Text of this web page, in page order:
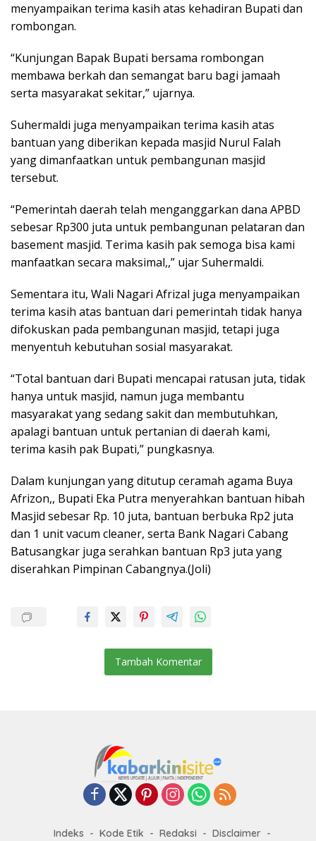
menyampaikan terima kasih atas kehadiran Bupati dan
rombongan.
“Kunjungan Bapak Bupati bersama rombongan
membawa berkah dan semangat baru bagi jamaah
serta masyarakat sekitar,” ujarnya.
Suhermaldi juga menyampaikan terima kasih atas
bantuan yang diberikan kepada masjid Nurul Falah
yang dimanfaatkan untuk pembangunan masjid
tersebut.
“Pemerintah daerah telah menganggarkan dana APBD
sebesar Rp300 juta untuk pembangunan pelataran dan
basement masjid. Terima kasih pak semoga bisa kami
manfaatkan secara maksimal,,” ujar Suhermaldi.
Sementara itu, Wali Nagari Afrizal juga menyampaikan
terima kasih atas bantuan dari pemerintah tidak hanya
difokuskan pada pembangunan masjid, tetapi juga
menyentuh kebutuhan sosial masyarakat.
“Total bantuan dari Bupati mencapai ratusan juta, tidak
hanya untuk masjid, namun juga membantu
masyarakat yang sedang sakit dan membutuhkan,
apalagi bantuan untuk pertanian di daerah kami,
terima kasih pak Bupati,” pungkasnya.
Dalam kunjungan yang ditutup ceramah agama Buya
Afrizon,, Bupati Eka Putra menyerahkan bantuan hibah
Masjid sebesar Rp. 10 juta, bantuan berbuka Rp2 juta
dan 1 unit vacum cleaner, serta Bank Nagari Cabang
Batusangkar juga serahkan bantuan Rp3 juta yang
diserahkan Pimpinan Cabangnya.(Joli)
Tambah Komentar
Indeks Kode Etik Redaksi Disclaimer